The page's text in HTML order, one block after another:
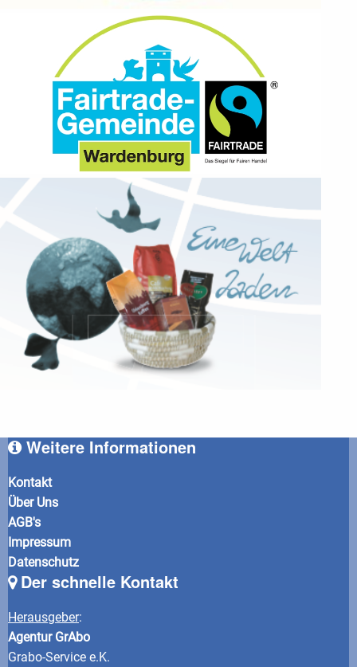
Weitere Informationen
Kontakt
Über Uns
AGB's
Impressum
Datenschutz
Der schnelle Kontakt
Herausgeber:
Agentur GrAbo
Grabo-Service e.K.